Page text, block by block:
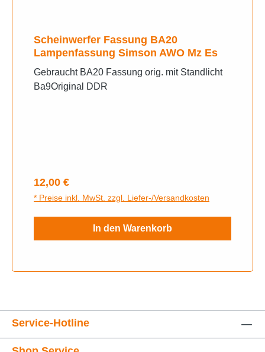
Scheinwerfer Fassung BA20
Lampenfassung Simson AWO Mz Es
Gebraucht BA20 Fassung orig. mit Standlicht
Ba9Original DDR
Regulärer Preis:
12,00 €
* Preise inkl. MwSt. zzgl. Liefer-/Versandkosten
In den Warenkorb
Service-Hotline